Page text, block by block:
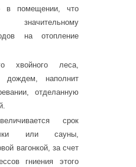
в помещении, что
значительному
на отопление
хвойного леса,
дождем, наполнит
отделанную
срок
или сауны,
вагонкой, за счет
гниения этого